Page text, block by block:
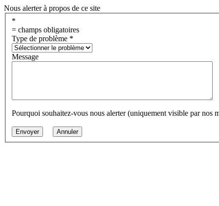
Nous alerter à propos de ce site
*
= champs obligatoires
Type de problème *
Message
Pourquoi souhaitez-vous nous alerter (uniquement visible par nos